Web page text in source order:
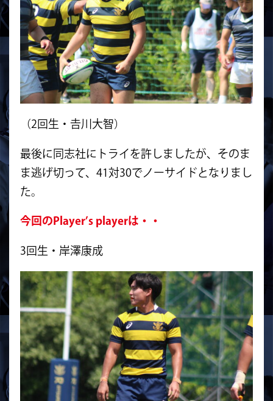
（2回生・𠮷川大智）
最後に同志社にトライを許しましたが、そのま
ま逃げ切って、41対30でノーサイドとなりまし
た。
今回のPlayer’s playerは・・
3回生・岸澤康成